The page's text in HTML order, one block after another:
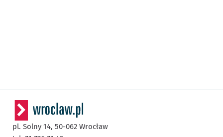
pl. Solny 14, 50-062 Wrocław